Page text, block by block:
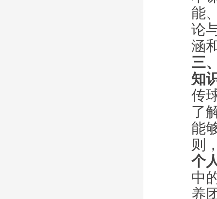
能
论
涵
三
知
传
了
能
则
个
中
养